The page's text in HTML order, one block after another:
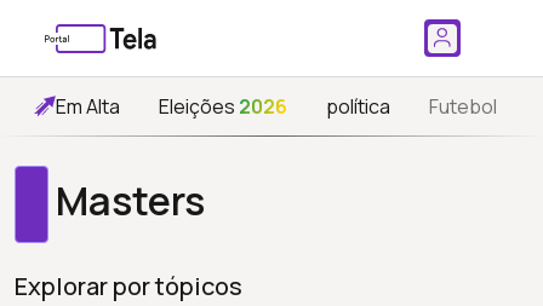
Em Alta Eleições 2026 política Futebol
Masters
Explorar por tópicos